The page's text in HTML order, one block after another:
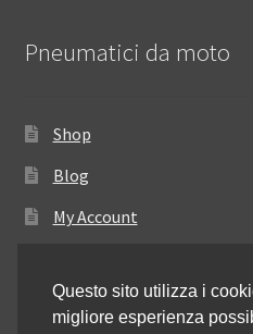
Pneumatici da moto
Shop
Blog
My Account
Resi e rimborsi
Questo sito utilizza i
migliore esperienza